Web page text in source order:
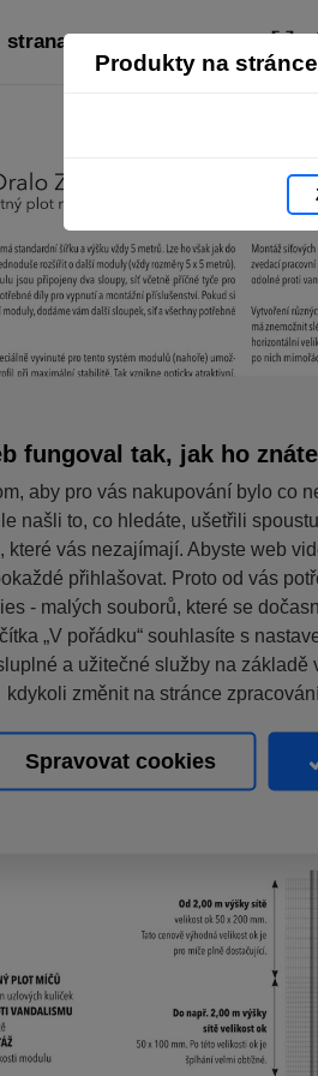
Produkty na stránce
215
fungoval tak, jak ho
aby pro vás nakupování bylo co
našli to, co hledáte, ušetřili
které vás nezajímají. Abyste web
přihlašovat. Proto od vás
- malých souborů, které se
„V pořádku“ souhlasíte s
a užitečné služby na základě
kdykoli změnit na stránce
Spravovat cookies